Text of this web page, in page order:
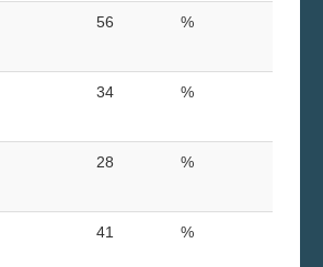
56 %
34 %
28 %
41 %